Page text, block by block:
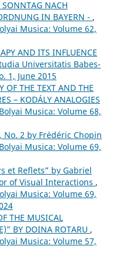
SONNTAG NACH
IN BAYERN - ,
Musica: Volume 62,
AND ITS INFLUENCE
Universitatis Babes-
1, June 2015
OF THE TEXT AND THE
– KODÁLY ANALOGIES
Musica: Volume 68,
No. 2 by Frédéric Chopin
Musica: Volume 69,
et Reflets” by Gabriel
of Visual Interactions ,
Musica: Volume 69,
THE MUSICAL
BY DOINA ROTARU ,
Musica: Volume 57,